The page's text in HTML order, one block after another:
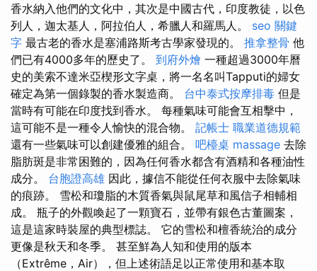
香水納入他們的文化中，其次是中國古代，印度教徒，以色
列人，迦太基人，阿拉伯人，希臘人和羅馬人。 seo 關鍵
字 最古老的香水是塞浦路斯考古學家發現的。 推拿整骨 他
們已有4000多年的歷史了。 到府外燴 一種超過3000年曆
史的美索不達米亞楔形文字桌，將一名名叫Tapputi的婦女
確定為第一個錄製的香水製造商。 台中泰式按摩排毒 但是
當時有可能在印度找到香水。 每種氣味可能會互相擊中，
這可能不是一種令人愉快的混合物。 記帳士 職業道德規範
還有一些氣味可以創建優雅的組合。 吧檯桌 massage 去除
脂肪斑是非常困難的，因為任何香水都含有酒精和各種油性
成分。 台胞證高雄 因此，據信不能從任何衣服中去除氣味
的痕跡。 雪松和瓊脂的木質香氣與鼠尾草和風信子相輔相
成。 瓶子的外觀喚起了一顆寶石，並帶有銀色古董圖案，
這是這家時裝屋的典型標誌。 它的雪松和檀香統治的成分
更像是秋天和冬季。 甚至鮮為人知和使用的版本
（Extrême，Air），但上述術語足以正常使用和基本取